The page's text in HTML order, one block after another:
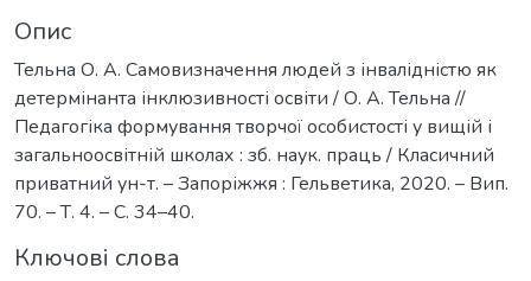
Опис
Тельна О. А. Самовизначення людей з інвалідністю як
детермінанта інклюзивності освіти / О. А. Тельна //
Педагогіка формування творчої особистості у вищій і
загальноосвітній школах : зб. наук. праць / Класичний
приватний ун-т. – Запоріжжя : Гельветика, 2020. – Вип.
70. – Т. 4. – С. 34–40.
Ключові слова